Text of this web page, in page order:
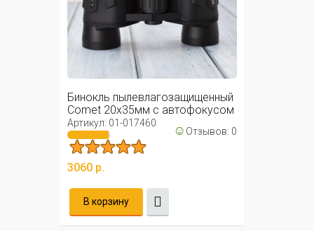
Бинокль пылевлагозащищенный
Comet 20х35мм с автофокусом
/ ...
Артикул: 01-017460 ☺ Отзывов: 0
3060 р.
В корзину